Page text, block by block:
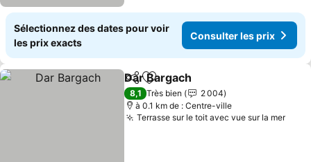
Sélectionnez des dates pour voir
les prix exacts
Consulter les prix
PartagerAjouter à mes favoris
Dar Bargach
8,1 Très bien
2 004
à 0.1 km de : Centre-ville
Terrasse sur le toit avec vue sur la mer